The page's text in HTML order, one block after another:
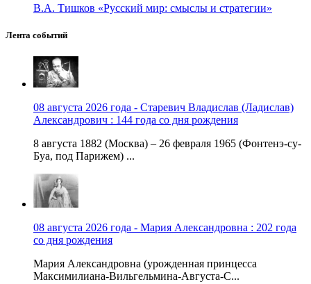
В.А. Тишков «Русский мир: смыслы и стратегии»
Лента событий
08 августа 2026 года - Старевич Владислав (Ладислав)
Александрович : 144 года со дня рождения
8 августа 1882 (Москва) – 26 февраля 1965 (Фонтенэ-су-
Буа, под Парижем) ...
08 августа 2026 года - Мария Александровна : 202 года
со дня рождения
Мария Александровна (урожденная принцесса
Максимилиана-Вильгельмина-Августа-С...